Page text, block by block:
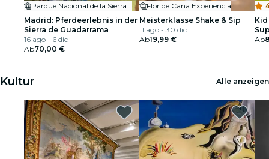
Parque Nacional de la Sierra de Guadarrama
Madrid: Pferdeerlebnis in der
Sierra de Guadarrama
16 ago - 6 dic
Ab70,00 €
Flor de Caña Experiencia
Meisterklasse Shake & Sip
11 ago - 30 dic
Ab19,99 € Ab
Kultur Alle anzeigen